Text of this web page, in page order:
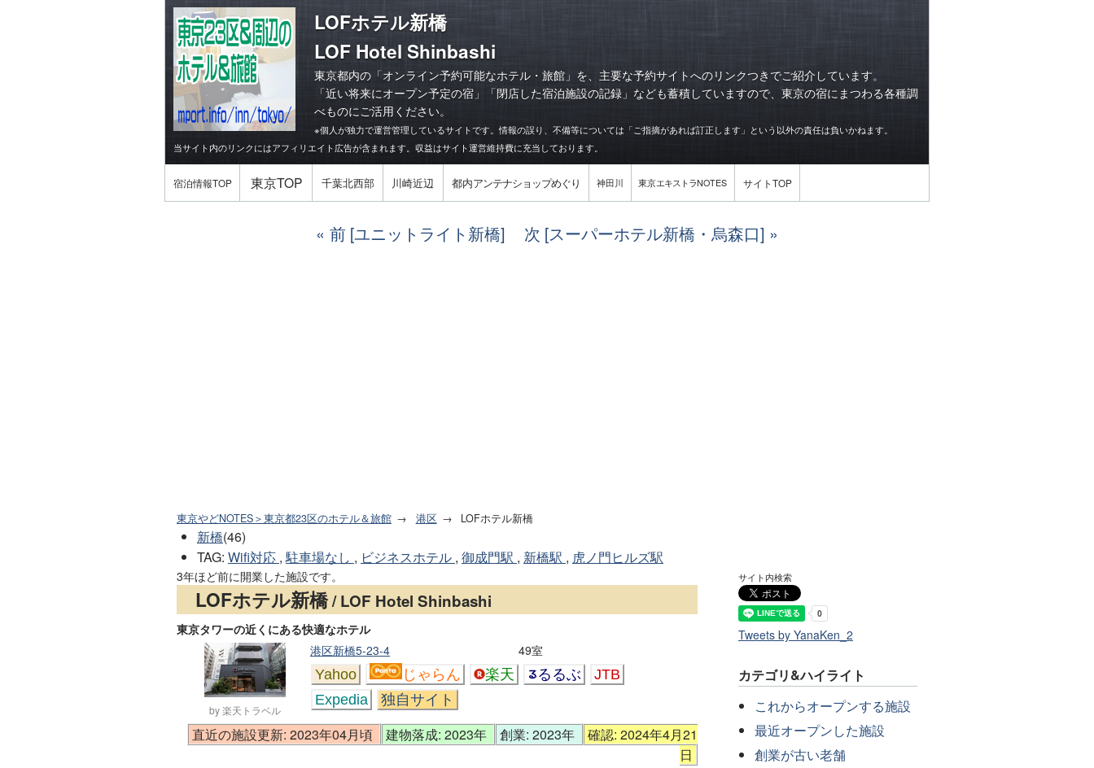
LOFホテル新橋
LOF Hotel Shinbashi
東京都内の「オンライン予約可能なホテル・旅館」を、主要な予約サイトへのリンクつきでご紹介しています。
「近い将来にオープン予定の宿」「閉店した宿泊施設の記録」なども蓄積していますので、東京の宿にまつわる各種調
べものにご活用ください。
※個人が独力で運営管理しているサイトです。情報の誤り、不備等については「ご指摘があれば訂正します」という以外の責任は負いかねます。
当サイト内のリンクにはアフィリエイト広告が含まれます。収益はサイト運営維持費に充当しております。
宿泊情報TOP 東京TOP 千葉北西部 川崎近辺 都内アンテナショップめぐり 神田川 東京エキストラNOTES サイトTOP
前 [ユニットライト新橋] 次 [スーパーホテル新橋・烏森口]
東京やどNOTES＞東京都23区のホテル＆旅館 港区 LOFホテル新橋
新橋(46)
TAG: Wifi対応 , 駐車場なし , ビジネスホテル , 御成門駅 , 新橋駅 , 虎ノ門ヒルズ駅
3年ほど前に開業した施設です。
LOFホテル新橋/ LOF Hotel Shinbashi
東京タワーの近くにある快適なホテル
by 楽天トラベル
49室
港区新橋5-23-4
Yahoo
じゃらん 楽天 るるぶ
JTB
Expedia
独自サイト
直近の施設更新: 2023年04月頃 建物落成: 2023年 創業: 2023年
確認: 2024年4月21
日
サイト内検索
Tweets by YanaKen_2
カテゴリ&ハイライト
これからオープンする施設
最近オープンした施設
創業が古い老舗